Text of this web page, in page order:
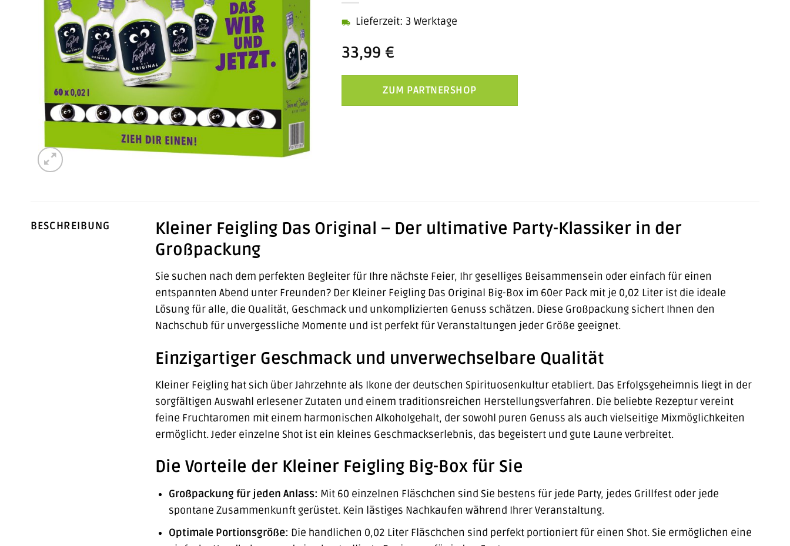
33,99 €
Lieferzeit: 3 Werktage
ZUM PARTNERSHOP
BESCHREIBUNG
Kleiner Feigling Das Original – Der ultimative Party-Klassiker in der
Großpackung
Sie suchen nach dem perfekten Begleiter für Ihre nächste Feier, Ihr geselliges Beisammensein oder einfach für einen
entspannten Abend unter Freunden? Der Kleiner Feigling Das Original Big-Box im 60er Pack mit je 0,02 Liter ist die ideale
Lösung für alle, die Qualität, Geschmack und unkomplizierten Genuss schätzen. Diese Großpackung sichert Ihnen den
Nachschub für unvergessliche Momente und ist perfekt für Veranstaltungen jeder Größe geeignet.
Einzigartiger Geschmack und unverwechselbare Qualität
Kleiner Feigling hat sich über Jahrzehnte als Ikone der deutschen Spirituosenkultur etabliert. Das Erfolgsgeheimnis liegt in der
sorgfältigen Auswahl erlesener Zutaten und einem traditionsreichen Herstellungsverfahren. Die beliebte Rezeptur vereint
feine Fruchtaromen mit einem harmonischen Alkoholgehalt, der sowohl puren Genuss als auch vielseitige Mixmöglichkeiten
ermöglicht. Jeder einzelne Shot ist ein kleines Geschmackserlebnis, das begeistert und gute Laune verbreitet.
Die Vorteile der Kleiner Feigling Big-Box für Sie
Großpackung für jeden Anlass: Mit 60 einzelnen Fläschchen sind Sie bestens für jede Party, jedes Grillfest oder jede
spontane Zusammenkunft gerüstet. Kein lästiges Nachkaufen während Ihrer Veranstaltung.
Optimale Portionsgröße: Die handlichen 0,02 Liter Fläschchen sind perfekt portioniert für einen Shot. Sie ermöglichen eine